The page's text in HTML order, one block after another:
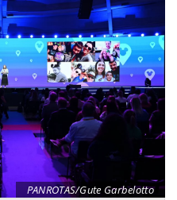
PANROTAS/Gute Garbelotto